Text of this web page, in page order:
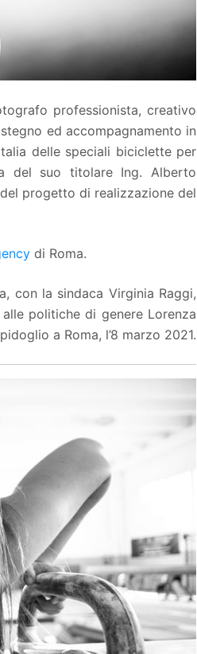
professionista, creativo
ed accompagnamento in
delle speciali biciclette per
del suo titolare Ing. Alberto
progetto di realizzazione del
di Roma.
con la sindaca Virginia Raggi,
politiche di genere Lorenza
a Roma, l’8 marzo 2021.